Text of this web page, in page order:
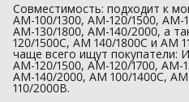
Совместимость: подходит к
АМ-100/1300, АМ-120/1500, АМ-
АМ-130/1800, АМ-140/2000, а
120/1500С, АМ 140/1800С и АМ
чаще всего ищут покупатели:
АМ-120/1500, АМ-120/1700, АМ-
АМ-140/2000, АМ 100/1400С,
110/2000В.